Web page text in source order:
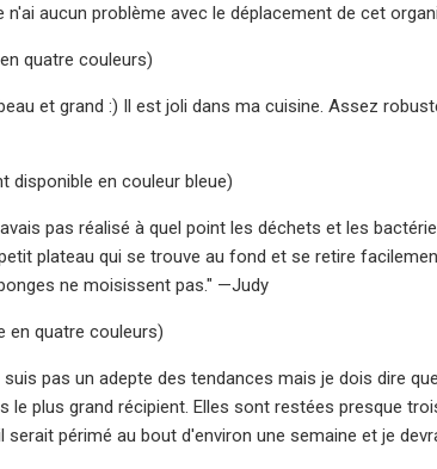
n'ai aucun problème avec le déplacement de cet
quatre couleurs)
et grand :) Il est joli dans ma cuisine. Assez
disponible en couleur bleue)
pas réalisé à quel point les déchets et les
plateau qui se trouve au fond et se retire
ne moisissent pas." —Judy
en quatre couleurs)
pas un adepte des tendances mais je dois dire
le plus grand récipient. Elles sont restées presque
serait périmé au bout d'environ une semaine et je